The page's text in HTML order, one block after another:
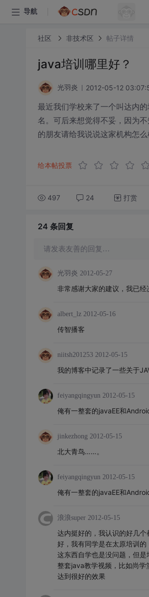
导航
社区 非技术区 帖子详情
java培训哪里好？
光羽炎 2012-05-12
最近我们学校来了一个叫达内
名。可后来想觉得不妥，因为
的朋友请给我说说这家机构怎么
给本帖投票
497 24 打赏
24 条回复
请发表友善的回复…
光羽炎 2012-05-27
非常感谢大家的建议，我已
albert_lz 2012-05-16
传智播客
niitsh201253 2012-05-15
我的博客中记录了一些关于
feiyangqingyun 2012-05-15
俺有一整套的javaEE和
jinkezhong 2012-05-15
北大青鸟……。
feiyangqingyun 2012-05-15
俺有一整套的javaEE和
浪浪super 2012-05-15
达内挺好的，我认识的好几
好，我有同学是在太原培训
这东西自学也是没问题，但
整套java教学视频，比如尚学
达到很好的效果